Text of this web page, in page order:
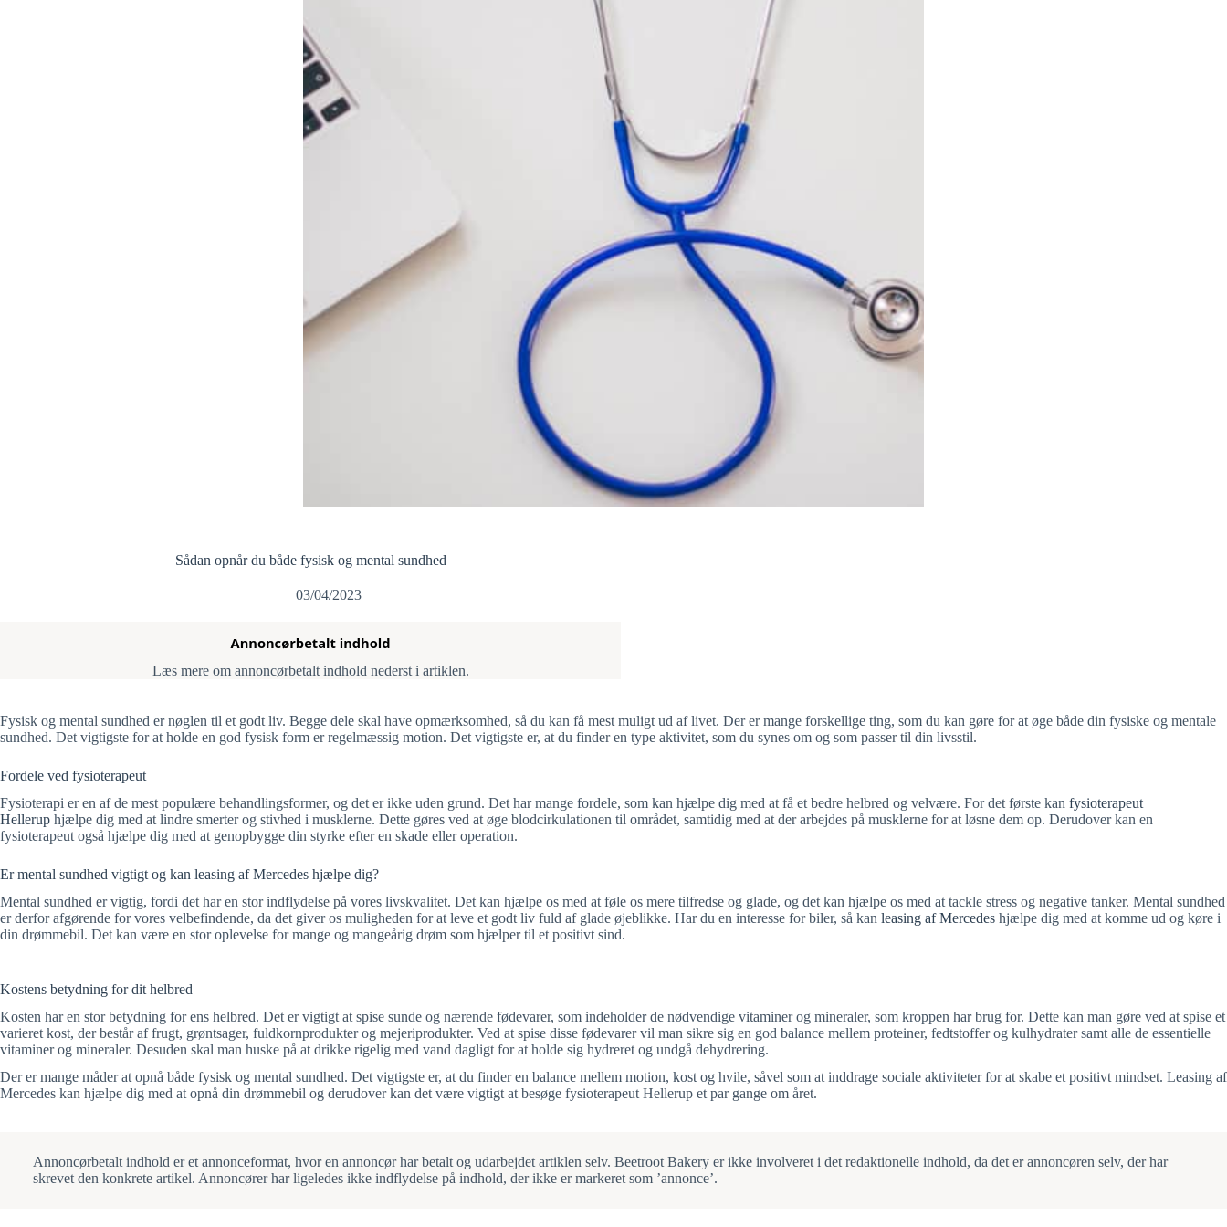
Sådan opnår du både fysisk og mental sundhed
03/04/2023
Læs mere om annoncørbetalt indhold nederst i artiklen.
Fysisk og mental sundhed er nøglen til et godt liv. Begge dele skal have opmærksomhed, så du kan få mest muligt ud af livet. Der er mange forskellige ting, som du kan gøre for at øge både din fysiske og mentale
sundhed. Det vigtigste for at holde en god fysisk form er regelmæssig motion. Det vigtigste er, at du finder en type aktivitet, som du synes om og som passer til din livsstil.
Fordele ved fysioterapeut
Fysioterapi er en af de mest populære behandlingsformer, og det er ikke uden grund. Det har mange fordele, som kan hjælpe dig med at få et bedre helbred og velvære. For det første kan fysioterapeut
Hellerup hjælpe dig med at lindre smerter og stivhed i musklerne. Dette gøres ved at øge blodcirkulationen til området, samtidig med at der arbejdes på musklerne for at løsne dem op. Derudover kan en
fysioterapeut også hjælpe dig med at genopbygge din styrke efter en skade eller operation.
Er mental sundhed vigtigt og kan leasing af Mercedes hjælpe dig?
Mental sundhed er vigtig, fordi det har en stor indflydelse på vores livskvalitet. Det kan hjælpe os med at føle os mere tilfredse og glade, og det kan hjælpe os med at tackle stress og negative tanker. Mental sundhed
er derfor afgørende for vores velbefindende, da det giver os muligheden for at leve et godt liv fuld af glade øjeblikke. Har du en interesse for biler, så kan leasing af Mercedes hjælpe dig med at komme ud og køre i
din drømmebil. Det kan være en stor oplevelse for mange og mangeårig drøm som hjælper til et positivt sind.
Kostens betydning for dit helbred
Kosten har en stor betydning for ens helbred. Det er vigtigt at spise sunde og nærende fødevarer, som indeholder de nødvendige vitaminer og mineraler, som kroppen har brug for. Dette kan man gøre ved at spise et
varieret kost, der består af frugt, grøntsager, fuldkornprodukter og mejeriprodukter. Ved at spise disse fødevarer vil man sikre sig en god balance mellem proteiner, fedtstoffer og kulhydrater samt alle de essentielle
vitaminer og mineraler. Desuden skal man huske på at drikke rigelig med vand dagligt for at holde sig hydreret og undgå dehydrering.
Der er mange måder at opnå både fysisk og mental sundhed. Det vigtigste er, at du finder en balance mellem motion, kost og hvile, såvel som at inddrage sociale aktiviteter for at skabe et positivt mindset. Leasing af
Mercedes kan hjælpe dig med at opnå din drømmebil og derudover kan det være vigtigt at besøge fysioterapeut Hellerup et par gange om året.
Annoncørbetalt indhold er et annonceformat, hvor en annoncør har betalt og udarbejdet artiklen selv. Beetroot Bakery er ikke involveret i det redaktionelle indhold, da det er annoncøren selv, der har
skrevet den konkrete artikel. Annoncører har ligeledes ikke indflydelse på indhold, der ikke er markeret som ’annonce’.